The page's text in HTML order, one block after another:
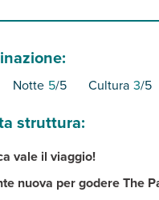
Notte 5/5 Cultura 3/5
struttura:
vale il viaggio!
nuova per godere The